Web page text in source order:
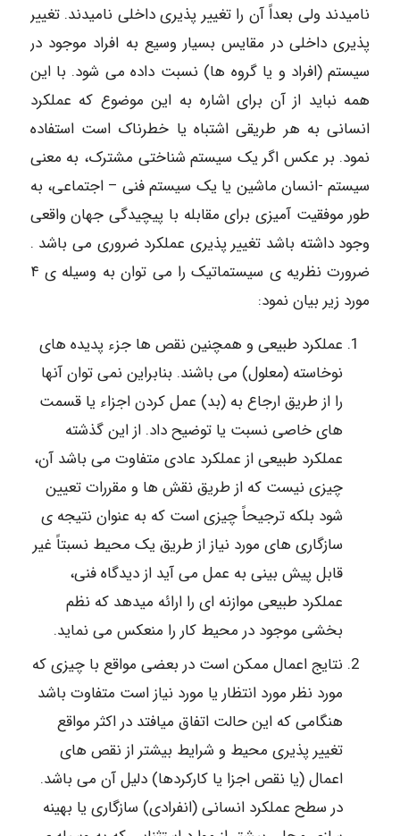
نامیدند ولی بعداً آن را تغییر پذیری داخلی نامیدند. تغییر
پذیری داخلی در مقایس بسیار وسیع به افراد موجود در
سیستم (افراد و یا گروه ها) نسبت داده می شود. با این
همه نباید از آن برای اشاره به این موضوع که عملکرد
انسانی به هر طریقی اشتباه یا خطرناک است استفاده
نمود. بر عکس اگر یک سیستم شناختی مشترک، به معنی
سیستم -انسان ماشین یا یک سیستم فنی – اجتماعی، به
طور موفقیت آمیزی برای مقابله با پیچیدگی جهان واقعی
وجود داشته باشد تغییر پذیری عملکرد ضروری می باشد .
ضرورت نظریه ی سیستماتیک را می توان به وسیله ی ۴
مورد زیر بیان نمود:
عملکرد طبیعی و همچنین نقص ها جزء پدیده های
نوخاسته (معلول) می باشند. بنابراین نمی توان آنها
را از طریق ارجاع به (بد) عمل کردن اجزاء یا قسمت
های خاصی نسبت یا توضیح داد. از این گذشته
عملکرد طبیعی از عملکرد عادی متفاوت می باشد آن،
چیزی نیست که از طریق نقش ها و مقررات تعیین
شود بلکه ترجیحاً چیزی است که به عنوان نتیجه ی
سازگاری های مورد نیاز از طریق یک محیط نسبتاً غیر
قابل پیش بینی به عمل می آید از دیدگاه فنی،
عملکرد طبیعی موازنه ای را ارائه میدهد که نظم
بخشی موجود در محیط کار را منعکس می نماید.
نتایج اعمال ممکن است در بعضی مواقع با چیزی که
مورد نظر مورد انتظار یا مورد نیاز است متفاوت باشد
هنگامی که این حالت اتفاق میافتد در اکثر مواقع
تغییر پذیری محیط و شرایط بیشتر از نقص های
اعمال (یا نقص اجزا یا کارکردها) دلیل آن می باشد.
در سطح عملکرد انسانی (انفرادی) سازگاری یا بهینه